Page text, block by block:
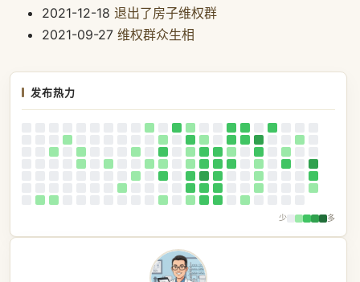
2021-12-18 退出了房子维权群
2021-09-27 维权群众生相
发布热力
少 多